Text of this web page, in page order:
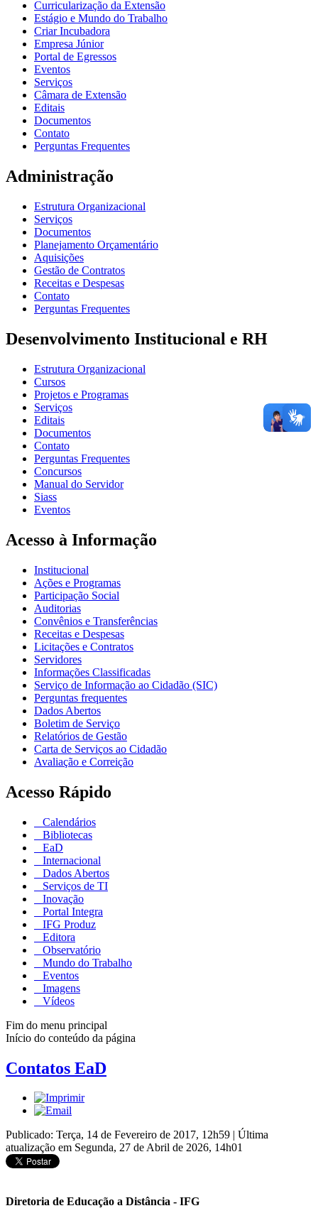
Curricularização da Extensão
Estágio e Mundo do Trabalho
Criar Incubadora
Empresa Júnior
Portal de Egressos
Eventos
Serviços
Câmara de Extensão
Editais
Documentos
Contato
Perguntas Frequentes
Administração
Estrutura Organizacional
Serviços
Documentos
Planejamento Orçamentário
Aquisições
Gestão de Contratos
Receitas e Despesas
Contato
Perguntas Frequentes
Desenvolvimento Institucional e RH
Estrutura Organizacional
Cursos
Projetos e Programas
Serviços
Editais
Documentos
Contato
Perguntas Frequentes
Concursos
Manual do Servidor
Siass
Eventos
Acesso à Informação
Institucional
Ações e Programas
Participação Social
Auditorias
Convênios e Transferências
Receitas e Despesas
Licitações e Contratos
Servidores
Informações Classificadas
Serviço de Informação ao Cidadão (SIC)
Perguntas frequentes
Dados Abertos
Boletim de Serviço
Relatórios de Gestão
Carta de Serviços ao Cidadão
Avaliação e Correição
Acesso Rápido
Calendários
Bibliotecas
EaD
Internacional
Dados Abertos
Serviços de TI
Inovação
Portal Integra
IFG Produz
Editora
Observatório
Mundo do Trabalho
Eventos
Imagens
Vídeos
Fim do menu principal
Início do conteúdo da página
Contatos EaD
Publicado: Terça, 14 de Fevereiro de 2017, 12h59 | Última
atualização em Segunda, 27 de Abril de 2026, 14h01
Diretoria de Educação a Distância - IFG